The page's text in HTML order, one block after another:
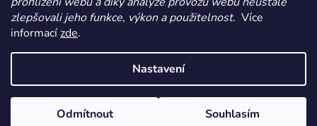
zlepšovali jeho funkce, výkon a použitelnost. Více
informacízde.
Nastavení
Odmítnout Souhlasím
HOMOLA-shop.cz ZDE NAJDETE VÝDEJNÍ MÍSTO
Vytvořil Shoptet
Copyright 2026
. Všechna práva